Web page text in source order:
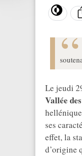
Le jeudi
Vallée
ses
effet, la
d’origine